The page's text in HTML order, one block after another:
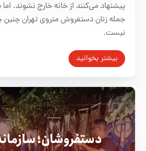
پیشنهاد می‌کنند از خانه خارج نشوند. اما
جمله زنان دستفروش متروی تهران
نیست.
بیشتر بخوانید
دستفروشان؛